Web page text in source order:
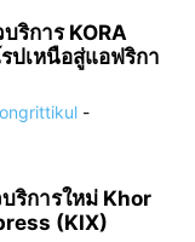
ริการ KORA
รปเหนือสู่แอฟริกา
-
ริการใหม่ Khor
(KIX)